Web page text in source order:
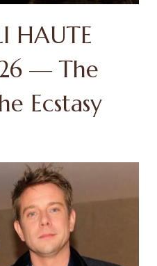
HAUTE
— The
Ecstasy